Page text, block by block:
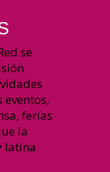
se
eventos,
ferias
la
latina